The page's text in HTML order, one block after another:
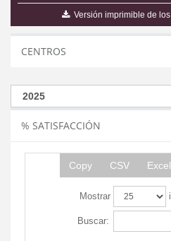
Versión imprimible de
CENTROS
% SATISFACCIÓN
Copy CSV Excel
Mostrar
Buscar: